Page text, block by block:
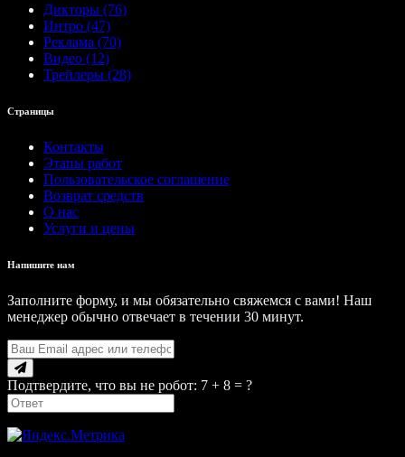
Дикторы (76)
Интро (47)
Реклама (70)
Видео (12)
Трейлеры (28)
Страницы
Контакты
Этапы работ
Пользовательское соглашение
Возврат средств
О нас
Услуги и цены
Напишите нам
Заполните форму, и мы обязательно свяжемся с вами! Наш
менеджер обычно отвечает в течении 30 минут.
Подтвердите, что вы не робот: 7 + 8 = ?